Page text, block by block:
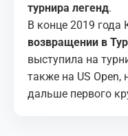
турнира легенд.
В конце 2019 года
возвращении в Тур
выступила на
также на US Open,
дальше первого